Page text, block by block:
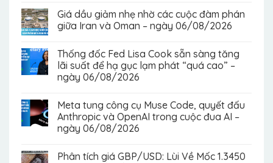
Giá dầu giảm nhẹ nhờ các cuộc đàm phán
giữa Iran và Oman – ngày 06/08/2026
Thống đốc Fed Lisa Cook sẵn sàng tăng
lãi suất để hạ gục lạm phát “quá cao” –
ngày 06/08/2026
Meta tung công cụ Muse Code, quyết đấu
Anthropic và OpenAI trong cuộc đua AI –
ngày 06/08/2026
Phân tích giá GBP/USD: Lùi Về Mốc 1.3450